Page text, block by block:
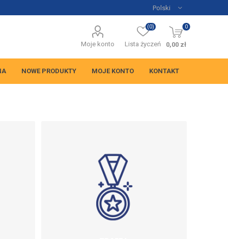
Moje konto Lista życzeń
(0) 0
0,00 zł
NOWE PRODUKTY MOJE KONTO KONTAKT